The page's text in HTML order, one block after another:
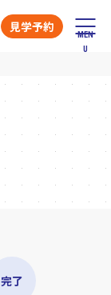
見学予約
完了